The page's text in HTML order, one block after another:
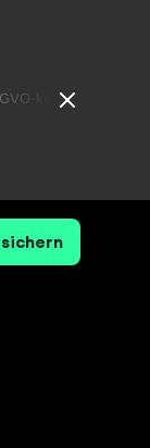
konform & geprüft